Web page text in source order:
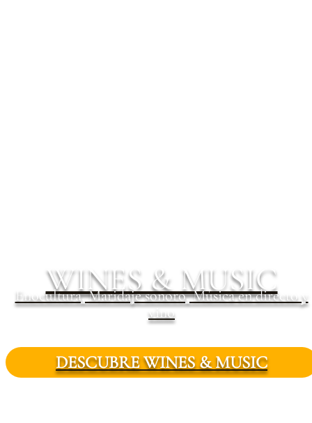
WINES & MUSIC
Enocultura, Maridaje sonoro, Música en directo y
vino
DESCUBRE WINES & MUSIC